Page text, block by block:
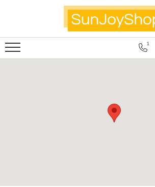
Panouri radiante
Prima
1